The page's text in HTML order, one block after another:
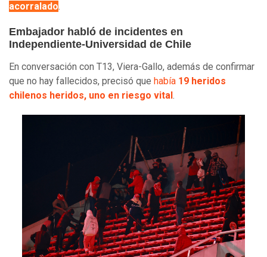
acorralado.
Embajador habló de incidentes en
Independiente-Universidad de Chile
En conversación con T13, Viera-Gallo, además de confirmar
que no hay fallecidos, precisó que había 19 heridos
chilenos heridos, uno en riesgo vital.